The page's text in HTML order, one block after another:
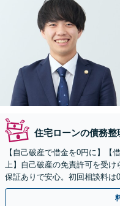
住宅ローンの債務整
【自己破産で借金を0円に】【
上】自己破産の免責許可を受
保証ありで安心。初回相談料
【土日祝日・夜間も相談受付】